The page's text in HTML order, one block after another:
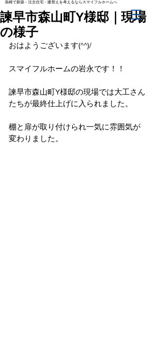
長崎で新築・注文住宅・建替えを考えるならスマイフルホームへ
諫早市森山町Y様邸｜現場
の様子
おはようございます(^^)/
スマイフルホームの岩永です！！
諫早市森山町Y様邸の現場では大工さん
たちが最終仕上げに入られました。
棚と扉が取り付けられ一気に雰囲気が
変わりました。